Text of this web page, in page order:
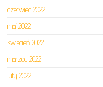
czerwiec 2022
maj 2022
kwiecień 2022
marzec 2022
luty 2022